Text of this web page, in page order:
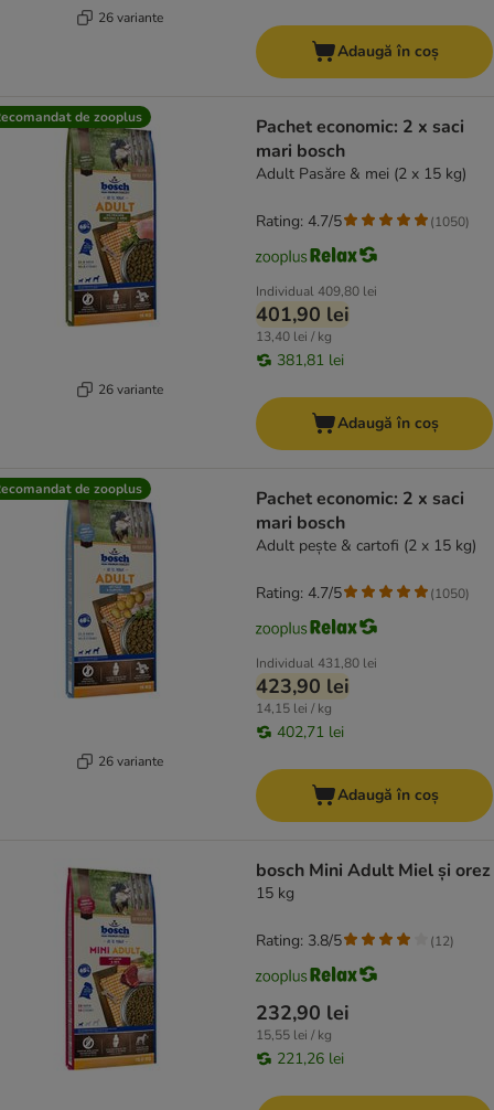
26 variante
Adaugă în coș
de zooplus
26 variante
Pachet economic: 2 x saci
mari bosch
Adult Pasăre & mei (2 x 15 kg)
Individual409,80 lei
401,90 lei
13,40 lei / kg
381,81 lei
Rating: 4.7/5 (1050)
Adaugă în coș
de zooplus
26 variante
Pachet economic: 2 x saci
mari bosch
Adult pește & cartofi (2 x 15 kg)
Individual431,80 lei
423,90 lei
14,15 lei / kg
402,71 lei
Rating: 4.7/5 (1050)
Adaugă în coș
bosch Mini Adult Miel și orez
15 kg
232,90 lei
15,55 lei / kg
221,26 lei
Rating: 3.8/5 (12)